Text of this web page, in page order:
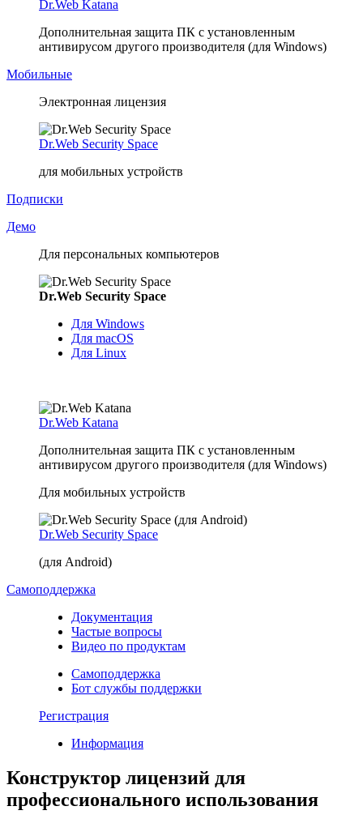
Dr.Web Katana
Дополнительная защита ПК с установленным
антивирусом другого производителя (для Windows)
Мобильные
Электронная лицензия
Dr.Web Security Space
для мобильных устройств
Подписки
Демо
Для персональных компьютеров
Dr.Web Security Space
Для Windows
Для macOS
Для Linux
Dr.Web Katana
Дополнительная защита ПК с установленным
антивирусом другого производителя (для Windows)
Для мобильных устройств
Dr.Web Security Space
(для Android)
Самоподдержка
Документация
Частые вопросы
Видео по продуктам
Самоподдержка
Бот службы поддержки
Регистрация
Информация
Конструктор лицензий для
профессионального использования